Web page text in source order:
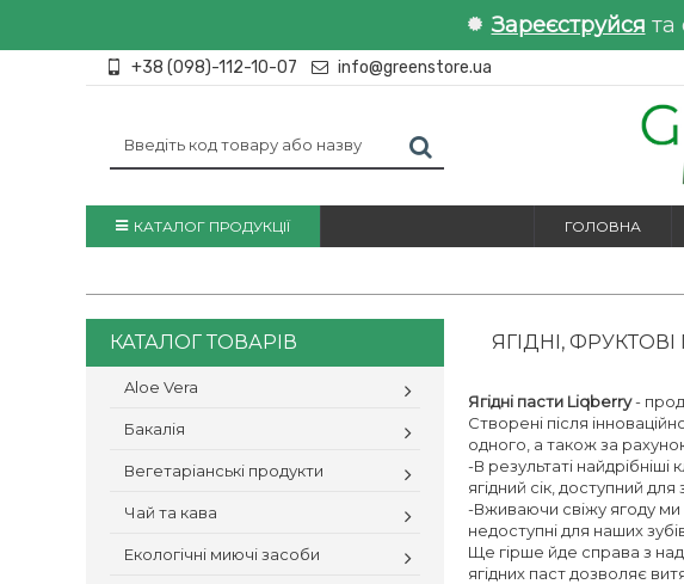
Зареєструйся та
+38 (098)-112-10-07 info@greenstore.ua
КАТАЛОГ ПРОДУКЦІЇ ГОЛОВНА
КАТАЛОГ ТОВАРІВ
Aloe Vera
Бакалія
Вегетаріанські продукти
Чай та кава
Екологічні миючі засоби
ЯГІДНІ,
Ягідні пасти Liqberry-
Створені після
одного, а також за
-В результаті
ягідний сік, доступний
-Вживаючи свіжу ягоду ми
недоступні для наших
Ще гірше йде справа з
ягідних паст дозволяє